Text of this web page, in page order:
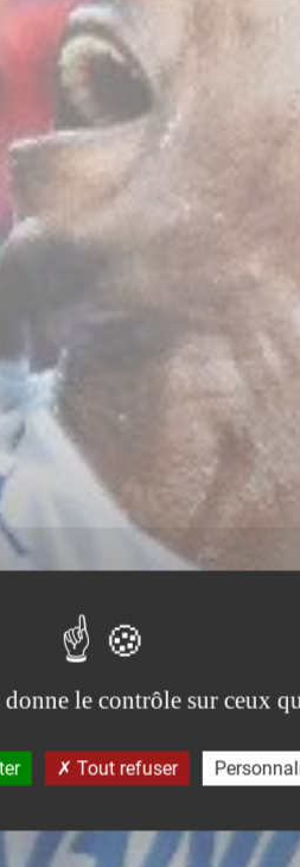
le contrôle sur ceux
Tout refuser